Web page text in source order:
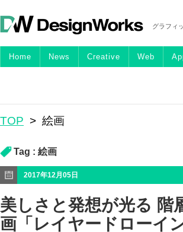
グラフィ
Home News Creative Web
TOP > 絵画
Tag : 絵画
2017年12月05日
美しさと発想が光る 階
画「レイヤードローイ